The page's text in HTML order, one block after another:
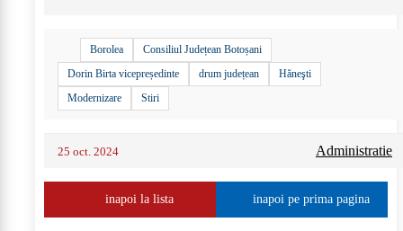
Borolea
Consiliul Județean Botoșani
Dorin Birta vicepreședinte
drum județean
Hăneşti
Modernizare
Stiri
25 oct. 2024 Administratie
inapoi la lista inapoi pe prima pagina